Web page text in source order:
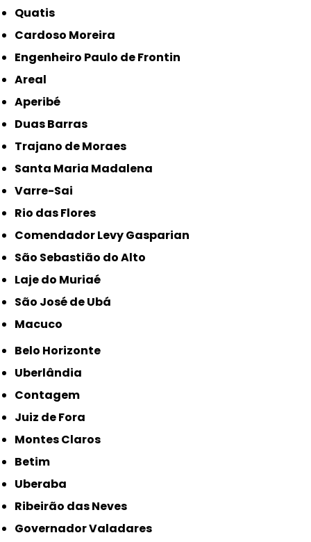
Quatis
Cardoso Moreira
Engenheiro Paulo de Frontin
Areal
Aperibé
Duas Barras
Trajano de Moraes
Santa Maria Madalena
Varre-Sai
Rio das Flores
Comendador Levy Gasparian
São Sebastião do Alto
Laje do Muriaé
São José de Ubá
Macuco
Belo Horizonte
Uberlândia
Contagem
Juiz de Fora
Montes Claros
Betim
Uberaba
Ribeirão das Neves
Governador Valadares